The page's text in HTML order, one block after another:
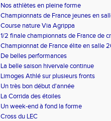
Nos athlètes en pleine forme
Championnats de France jeunes en
Course nature Via Agrippa
1/2 finale championnats de France de
Championnat de France élite en salle
De belles performances
La belle saison hivervale continue
Limoges Athlé sur plusieurs fronts
Un très bon début d'année
La Corrida des étoiles
Un week-end à fond la forme
Cross du LEC